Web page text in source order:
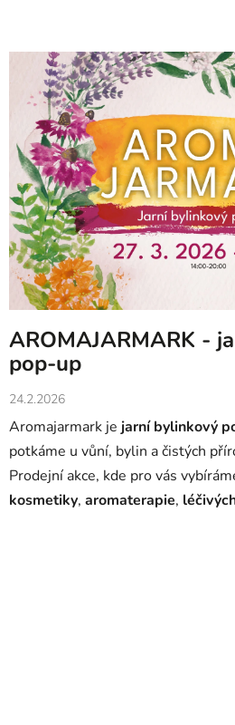
AROMAJARMARK -
pop-up
24.2.2026
Aromajarmark je jarní bylinkový
potkáme u vůní, bylin a čistých
Prodejní akce, kde pro vás
kosmetiky, aromaterapie,